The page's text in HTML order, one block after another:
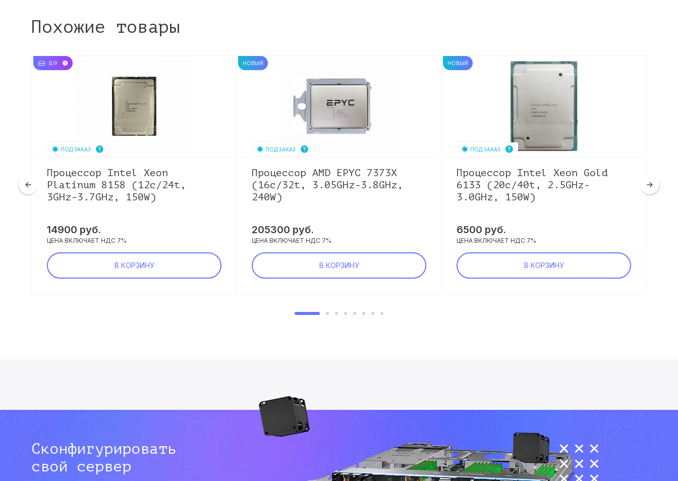
Похожие товары
Б/У
ПОД ЗАКАЗ
Процессор Intel Xeon
Platinum 8158 (12c/24t,
3GHz-3.7GHz, 150W)
14900 руб.
ЦЕНА ВКЛЮЧАЕТ НДС 7%
В КОРЗИНУ
НОВЫЙ
ПОД ЗАКАЗ
Процессор AMD EPYC 7373X
(16c/32t, 3.05GHz-3.8GHz,
240W)
205300 руб.
ЦЕНА ВКЛЮЧАЕТ НДС 7%
В КОРЗИНУ
НОВЫЙ
ПОД ЗАКАЗ
Процессор Intel Xeon Gold
6133 (20c/40t, 2.5GHz-
3.0GHz, 150W)
6500 руб.
ЦЕНА ВКЛЮЧАЕТ НДС 7%
В КОРЗИНУ
Сконфигурировать
свой сервер